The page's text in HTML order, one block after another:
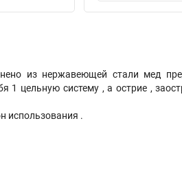
из нержавеющей стали мед
цельную систему , а острие ,
использования .